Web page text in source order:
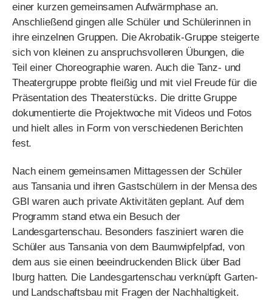
Präsentation des Theaterstücks. Die dritte Gruppe
dokumentierte die Projektwoche mit Videos und Fotos
und hielt alles in Form von verschiedenen Berichten
fest.
Nach einem gemeinsamen Mittagessen der Schüler
aus Tansania und ihren Gastschülern in der Mensa des
GBI waren auch private Aktivitäten geplant. Auf dem
Schüler aus Tansania von dem Baumwipfelpfad, von
dem aus sie einen beeindruckenden Blick über Bad
Iburg hatten. Die Landesgartenschau verknüpft Garten-
und Landschaftsbau mit Fragen der Nachhaltigkeit.
Weiterhin wurde die Stadt Osnabrück besichtigt. Dabei
besuchten die Schüler das historische Rathaus, den
Dom, den Marktplatz, das Heger Tor und die Große
Straße.